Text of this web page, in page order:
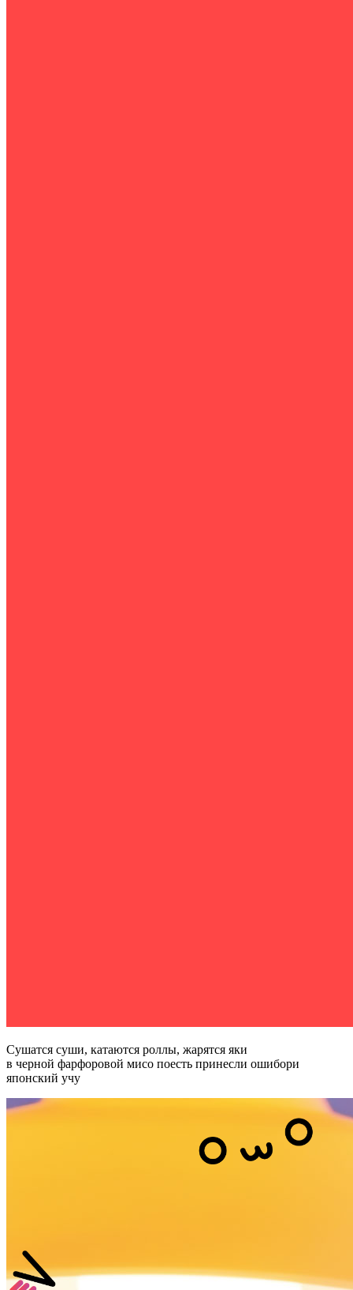
Сушатся суши, катаются роллы, жарятся яки
в черной фарфоровой мисо поесть принесли ошибори
японский учу